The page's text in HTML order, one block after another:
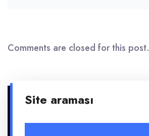
Comments are closed for this post.
Site araması